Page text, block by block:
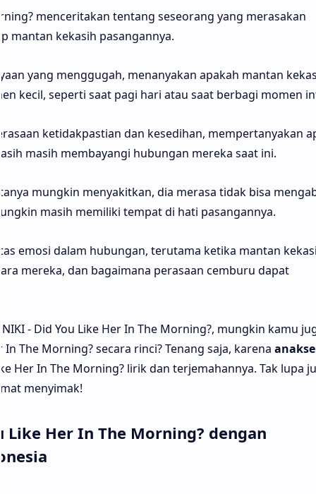
menceritakan tentang seseorang yang merasakan
mantan kekasih pasangannya.
yang menggugah, menanyakan apakah mantan
kecil, seperti saat pagi hari atau saat berbagi momen
ketidakpastian dan kesedihan, mempertanyakan
masih membayangi hubungan mereka saat ini.
mungkin menyakitkan, dia merasa tidak bisa
masih memiliki tempat di hati pasangannya.
emosi dalam hubungan, terutama ketika mantan
mereka, dan bagaimana perasaan cemburu dapat
- Did You Like Her In The Morning?, mungkin kamu
In The Morning? secara rinci? Tenang saja, karena
Her In The Morning? lirik dan terjemahannya. Tak lupa
menyimak!
Like Her In The Morning? dengan